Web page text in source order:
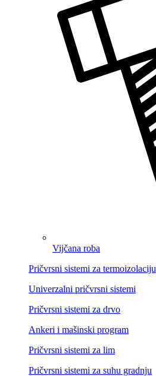
Vijčana roba
Pričvrsni sistemi za termoizolaciju
Univerzalni pričvrsni sistemi
Pričvrsni sistemi za drvo
Ankeri i mašinski program
Pričvrsni sistemi za lim
Pričvrsni sistemi za suhu gradnju